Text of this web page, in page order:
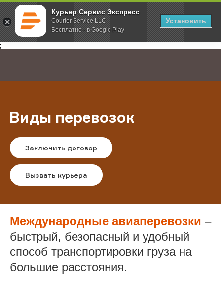
Курьер Сервис Экспресс
Courier Service LLC
Бесплатно - в Google Play
Установить
;
Главная Услуги Международная курьерская доставка
Виды перевозок
Заключить договор
Вызвать курьера
Международные авиаперевозки –
быстрый, безопасный и удобный
способ транспортировки груза на
большие расстояния.